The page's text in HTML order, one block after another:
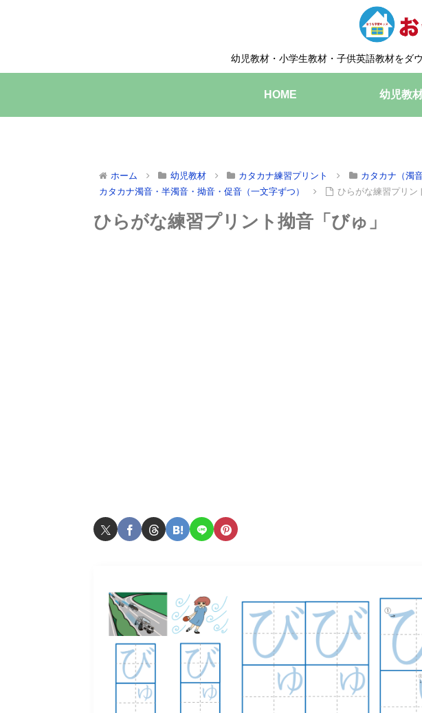
幼児教材・小学生教材・子供英語教材をダ
HOME 幼児教
ホーム 幼児教材 カタカナ練習プリント
カタカナ（濁
カタカナ濁音・半濁音・拗音・促音（一文字ずつ）
ひらがな練習プリン
ひらがな練習プリント拗音「びゅ」